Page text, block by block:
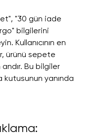
"30 gün iade
bilgilerini
Kullanıcının en
ürünü sepete
Bu bilgiler
kutusunun yanında